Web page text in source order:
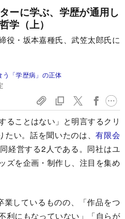
ーに学ぶ、 学歴が通用し
学（上）
役・坂本嘉種氏、武笠太郎氏に
う「学歴病」の正体
ることはない」と明言するクリ
たい。話を聞いたのは、有限会
経営する2人である。同社はユ
ズを企画・制作し、注目を集め
しているものの、「作品をつ
利にもなっていない」「自らが